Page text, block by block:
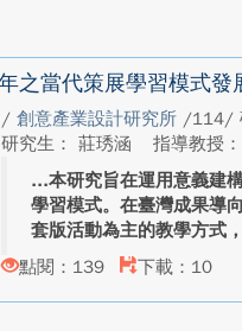
之當代策展學習模式發
/ 創意產業設計研究所 /114/
研究生： 莊琇涵
指導教授：
本研究旨在運用意義建
學習模式。在臺灣成果導
套版活動為主的教學方式
點閱：139
下載：10